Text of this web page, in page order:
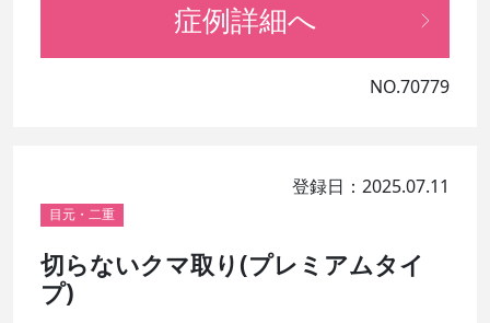
症例詳細へ
NO.70779
登録日：2025.07.11
目元・二重
切らないクマ取り(プレミアムタイ
プ)